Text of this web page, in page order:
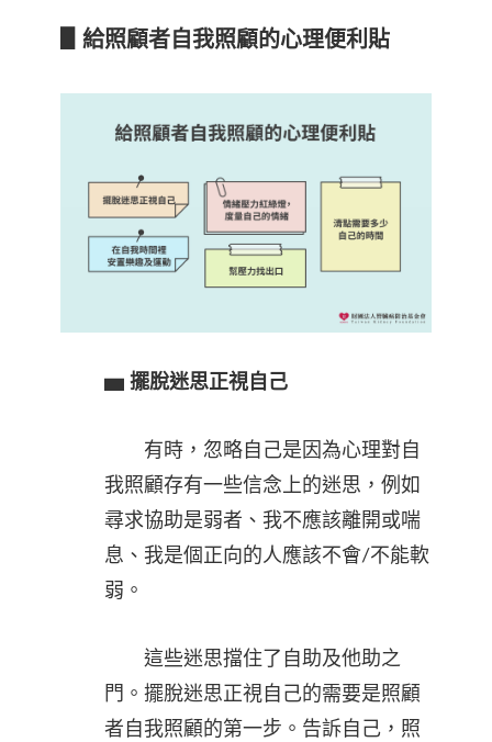
▋給照顧者自我照顧的心理便利貼
▅ 擺脫迷思正視自己
有時，忽略自己是因為心理對自
我照顧存有一些信念上的迷思，例如
尋求協助是弱者、我不應該離開或喘
息、我是個正向的人應該不會/不能軟
弱。
這些迷思擋住了自助及他助之
門。擺脫迷思正視自己的需要是照顧
者自我照顧的第一步。告訴自己，照